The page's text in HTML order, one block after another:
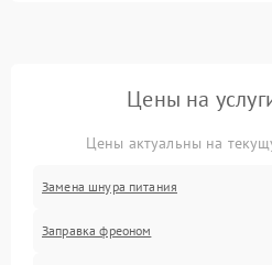
Цены на
Цены актуальны на
Замена шнура питания
Заправка фреоном